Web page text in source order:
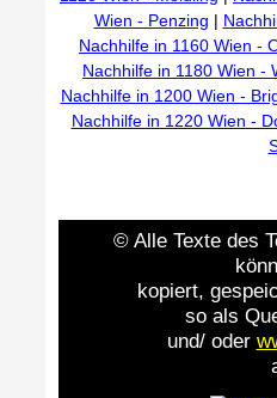
Wien - Penzing |
Nachhilfe in 1160 Wien -
Nachhilfe in 1180 Wien -
Nachhilfe in 1200 Wien -
Nachhilfe in 1220 Wien -
© Alle Texte des
kopiert,
so als
und/ oder